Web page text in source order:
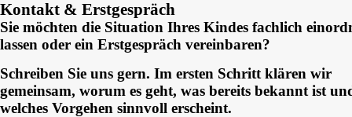
Kontakt & Erstgespräch
Sie möchten die Situation Ihres Kindes fachlich
lassen oder ein Erstgespräch vereinbaren?
Schreiben Sie uns gern. Im ersten Schritt klären wir
gemeinsam, worum es geht, was bereits bekannt ist
welches Vorgehen sinnvoll erscheint.